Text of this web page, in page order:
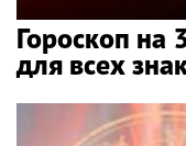
Гороскоп на
для всех